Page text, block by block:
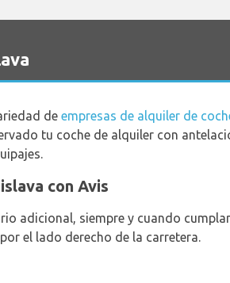
de empresas de alquiler de
tu coche de alquiler con
con Avis
adicional, siempre y cuando
el lado derecho de la carretera.